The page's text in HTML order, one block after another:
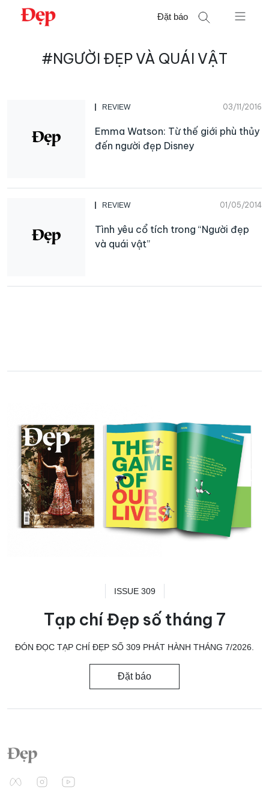
Chuyển
Đặt báo
#NGƯỜI ĐẸP VÀ QUÁI VẬT
REVIEW 03/11/2016
Emma Watson: Từ thế giới phù thủy
đến người đẹp Disney
REVIEW 01/05/2014
Tình yêu cổ tích trong “Người đẹp
và quái vật”
ISSUE 309
Tạp chí Đẹp số tháng 7
ĐÓN ĐỌC TẠP CHÍ ĐẸP SỐ 309 PHÁT HÀNH THÁNG 7/2026.
Đặt báo